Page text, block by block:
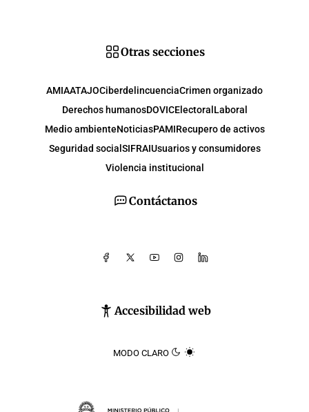
Contáctanos
Accesibilidad web
MODO CLARO
Otras secciones
AMIAATAJOCiberdelincuenciaCrimen organizado
Derechos humanosDOVICElectoral Laboral
Medio ambienteNoticiasPAMIRecupero de activos
Seguridad social SIFRAIUsuarios y consumidores
Violencia institucional